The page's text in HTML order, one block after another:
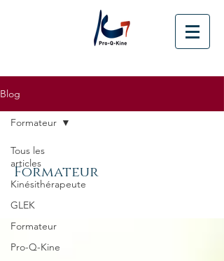
Blog
Tous les
articles
Kinésithérapeute
GLEK
Formateur
Pro-Q-Kine
Formateur
Formateur